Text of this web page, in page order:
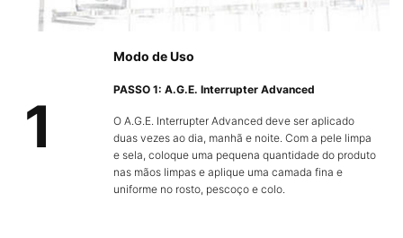
1
Modo de Uso
PASSO 1: A.G.E. Interrupter Advanced
O A.G.E. Interrupter Advanced deve ser aplicado
duas vezes ao dia, manhã e noite. Com a pele limpa
e sela, coloque uma pequena quantidade do produto
nas mãos limpas e aplique uma camada fina e
uniforme no rosto, pescoço e colo.